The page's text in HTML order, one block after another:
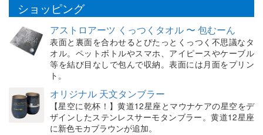
ショッピング
アストロアーツ くっつくタオル 〜 包むーん
表面と裏面を合わせるとぴたっとくっつく不思議なタ
オル。ペットボトルやスマホ、アイピースやケーブル
等を結び目なしで包んで収納。表面には月面をプリン
ト。
オリジナル 天文タンブラー
【星空に乾杯！】黄道12星座とマウナケアの星空をデ
ザインしたステンレスサーモタンブラー。黄道12星座
に新色モカブラウンが追加。